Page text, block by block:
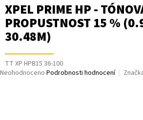
XPEL PRIME HP -
PROPUSTNOST 15 %
30.48M)
TT XP HPB15 36-100
Průměrné
Neohodnoceno Podrobnosti hodnocení